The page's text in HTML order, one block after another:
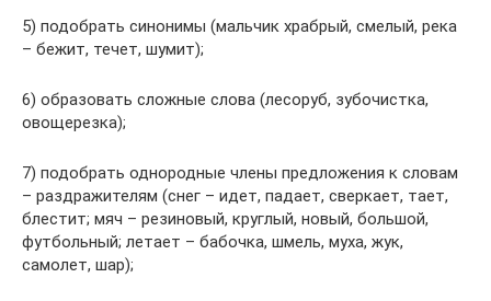
5) подобрать синонимы (мальчик храбрый, смелый, река
– бежит, течет, шумит);
6) образовать сложные слова (лесоруб, зубочистка,
овощерезка);
7) подобрать однородные члены предложения к словам
– раздражителям (снег – идет, падает, сверкает, тает,
блестит; мяч – резиновый, круглый, новый, большой,
футбольный; летает – бабочка, шмель, муха, жук,
самолет, шар);